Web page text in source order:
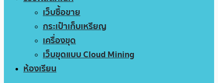
เว็บซื้อขาย
กระเป๋าเก็บเหรียญ
เครื่องขุด
เว็บขุดแบบ Cloud Mining
ห้องเรียน